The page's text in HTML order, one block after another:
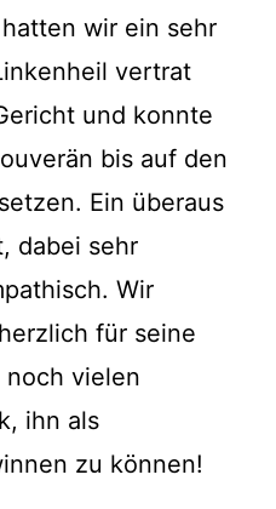
wir ein sehr
vertrat
und konnte
bis auf den
Ein überaus
dabei sehr
Wir
für seine
vielen
ihn als
zu können!